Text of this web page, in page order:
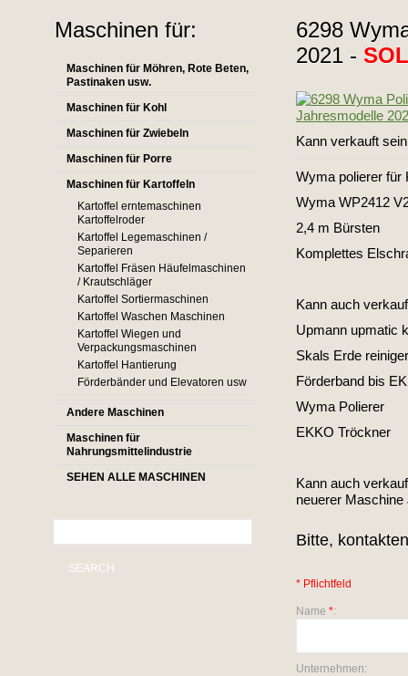
Maschinen für:
Maschinen für Möhren, Rote Beten,
Pastinaken usw.
Maschinen für Kohl
Maschinen für Zwiebeln
Maschinen für Porre
Maschinen für Kartoffeln
Kartoffel erntemaschinen
Kartoffelroder
Kartoffel Legemaschinen /
Separieren
Kartoffel Fräsen Häufelmaschinen
/ Krautschläger
Kartoffel Sortiermaschinen
Kartoffel Waschen Maschinen
Kartoffel Wiegen und
Verpackungsmaschinen
Kartoffel Hantierung
Förderbänder und Elevatoren usw
Andere Maschinen
Maschinen für
Nahrungsmittelindustrie
SEHEN ALLE MASCHINEN
SEARCH
6298
2021 -
Kann verkauft
Wyma polierer für
Wyma WP2412
2,4 m Bürsten
Komplettes
Kann auch
Upmann upmatic
Skals Erde reiniger
Förderband bis
Wyma Polierer
EKKO Tröckner
Kann auch
neuerer
Bitte,
* Pflichtfeld
Name *:
Unternehmen: